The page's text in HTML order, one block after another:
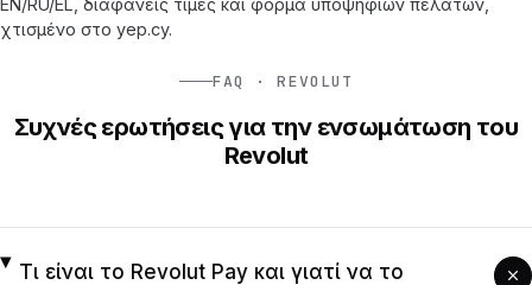
EN/RU/EL, διαφανείς τιμές και φόρμα υποψήφιων πελατών,
χτισμένο στο yep.cy.
FAQ · REVOLUT
Συχνές ερωτήσεις για την ενσωμάτωση του
Revolut
Τι είναι το Revolut Pay και γιατί να το